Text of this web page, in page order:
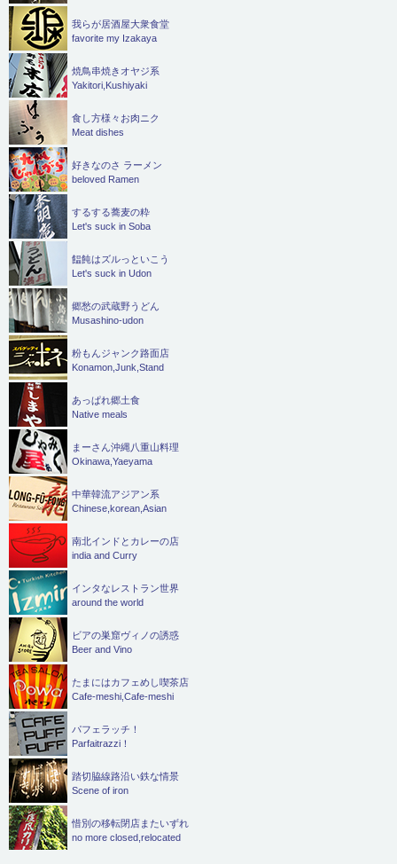
我らが居酒屋大衆食堂
favorite my Izakaya
焼鳥串焼きオヤジ系
Yakitori,Kushiyaki
食し方様々お肉ニク
Meat dishes
好きなのさ ラーメン
beloved Ramen
するする蕎麦の粋
Let's suck in Soba
饂飩はズルっといこう
Let's suck in Udon
郷愁の武蔵野うどん
Musashino-udon
粉もんジャンク路面店
Konamon,Junk,Stand
あっぱれ郷土食
Native meals
まーさん沖縄八重山料理
Okinawa,Yaeyama
中華韓流アジアン系
Chinese,korean,Asian
南北インドとカレーの店
india and Curry
インタなレストラン世界
around the world
ビアの巣窟ヴィノの誘惑
Beer and Vino
たまにはカフェめし喫茶店
Cafe-meshi,Cafe-meshi
パフェラッチ！
Parfaitrazzi！
踏切脇線路沿い鉄な情景
Scene of iron
惜別の移転閉店またいずれ
no more closed,relocated